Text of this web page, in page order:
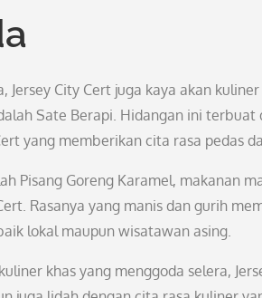
Jersey City Cert juga kaya akan
Sate Berapi. Hidangan ini
yang memberikan cita rasa pedas
Pisang Goreng Karamel, makanan
Rasanya yang manis dan gurih
lokal maupun wisatawan asing.
khas yang menggoda selera,